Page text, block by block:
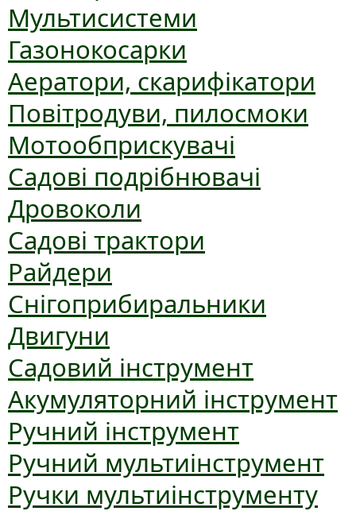
Мультисистеми
Газонокосарки
Аератори, скарифікатори
Повітродуви, пилосмоки
Мотообприскувачі
Садові подрібнювачі
Дровоколи
Садові трактори
Райдери
Снігоприбиральники
Двигуни
Садовий інструмент
Акумуляторний інструмент
Ручний інструмент
Ручний мультиінструмент
Ручки мультиінструменту